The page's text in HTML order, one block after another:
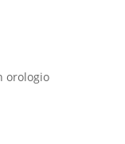
orologio